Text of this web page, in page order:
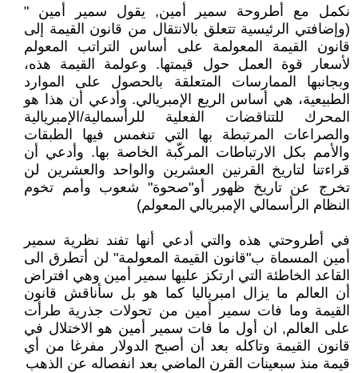
نكمل مع أطروحة سمير أمين, يقول سمير أمين "
(وإضافتي الرئيسية تتعلق بالانتقال من قانون القيمة إلى
قانون القيمة المعولمة على أساس التراتب المعولم
لأسعار قوة العمل حول قيمتها. وعولمة القيمة هذه،
وبجانبها الممارسات المتعلقة بالحصول على الموارد
الطبيعية، هي أساس الريع الإمبريالي. وأدعي أن هذا هو
المحرك للتناقضات الفعلية للرأسمالية/الإمبريالية
والصراعات المرتبطة بها التي تنغمس فيها الطبقات
والأمم بكل الارتباطات المركّبة الخاصة بها. وأدعي أن
قراءتنا لتاريخ القرنين العشرين والواحد والعشرين لن
تخرج عن تاريخ ظهور أو"صحوة" شعوب وأمم تخوم
النظام الرأسمالي الإمبريالي المعولم)
في أطروحتي هذه والتي أدعي أنها تفند نظرية سمير
أمين المسماة ب"قانون القيمة المعولمة" لن أتطرق الى
القاعد الخاطئة التي ارتكز عليها سمير أمين وهي افتراض
أن العالم ما يزال امبرياليا كما هو بل سأناقش قانون
القيمة وما فات سمير أمين من تحولات جذرية طرأت
على العالم, ان أول ما فات سمير أمين هو الاختلال في
قانون القيمة وتاكله بعد أن أصبح الدولار مفرغا من أي
قيمة منذ سبعينات القرن الماضي بعد انفصاله عن الذهب